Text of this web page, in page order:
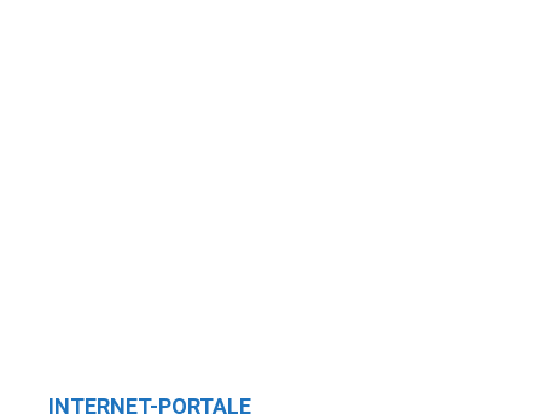
INTERNET-PORTALE